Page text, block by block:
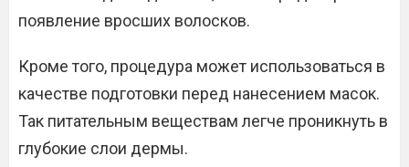
появление вросших волосков.
Кроме того, процедура может использоваться в
качестве подготовки перед нанесением масок.
Так питательным веществам легче проникнуть в
глубокие слои дермы.